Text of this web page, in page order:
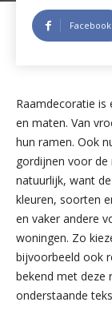
Facebook
Raamdecoratie is
en maten. Van
hun ramen. Ook
gordijnen voor de
natuurlijk, want
kleuren, soorten
en vaker andere
woningen. Zo
bijvoorbeeld ook
bekend met deze
onderstaande